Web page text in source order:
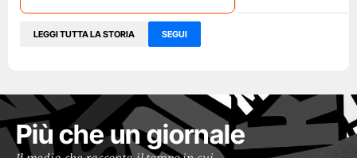
LEGGI TUTTA LA STORIA SEGUI
Più che un giornale